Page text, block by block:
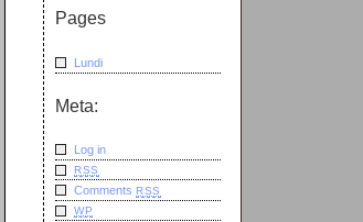
Pages
Lundi
Meta:
Log in
RSS
Comments RSS
WP